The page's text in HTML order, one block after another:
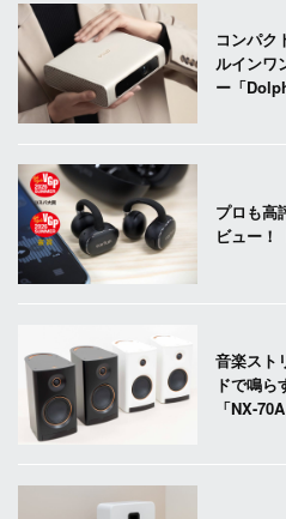
コンパク
ルインワ
ー「
プロも高
ビュー！
音楽スト
ドで鳴
「NX-